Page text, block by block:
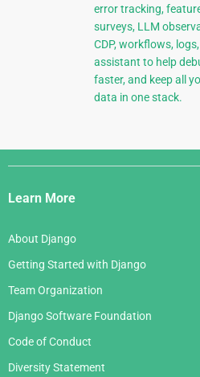
error tracking,
surveys, LLM
CDP, workflows,
assistant to help
faster, and keep all
data in one stack.
Django
Links
Learn More
About Django
Getting Started with Django
Team Organization
Django Software Foundation
Code of Conduct
Diversity Statement